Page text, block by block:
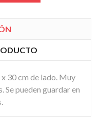
30 cm de lado. Muy
Se pueden guardar en